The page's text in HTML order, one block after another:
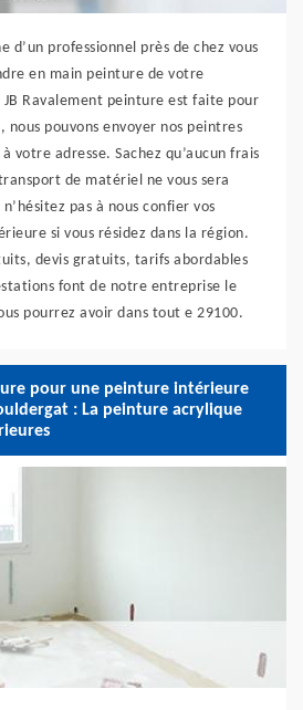
d’un professionnel près de chez vous
en main peinture de votre
JB Ravalement peinture est faite pour
nous pouvons envoyer nos peintres
votre adresse. Sachez qu’aucun frais
de matériel ne vous sera
pas à nous confier vos
si vous résidez dans la région.
devis gratuits, tarifs abordables
font de notre entreprise le
pourrez avoir dans tout e 29100.
pour une peinture intérieure
: La peinture acrylique